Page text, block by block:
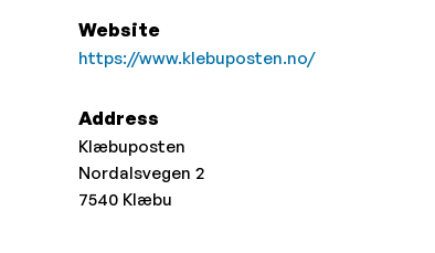
Website
https://www.klebuposten.no/
Address
Klæbuposten
Nordalsvegen 2
7540 Klæbu